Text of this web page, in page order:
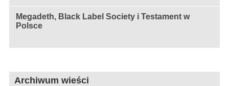
Megadeth, Black Label Society i Testament w
Polsce
Archiwum wieści